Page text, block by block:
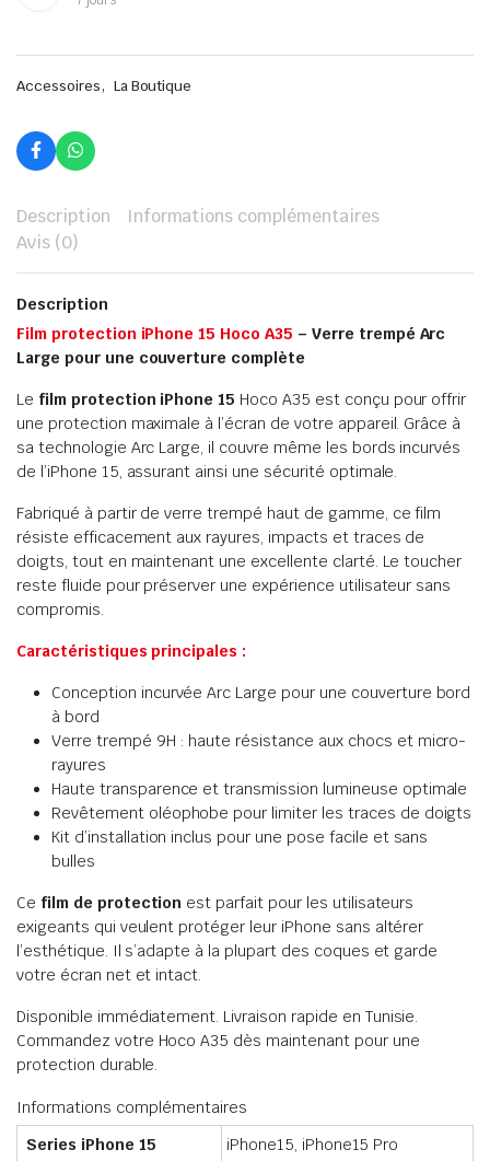
Accessoires, La Boutique
Description
Informations complémentaires
Avis (0)
Description
Film protection iPhone 15 Hoco A35 – Verre trempé Arc
Large pour une couverture complète
Le film protection iPhone 15 Hoco A35 est conçu pour offrir
une protection maximale à l’écran de votre appareil. Grâce à
sa technologie Arc Large, il couvre même les bords incurvés
de l’iPhone 15, assurant ainsi une sécurité optimale.
Fabriqué à partir de verre trempé haut de gamme, ce film
résiste efficacement aux rayures, impacts et traces de
doigts, tout en maintenant une excellente clarté. Le toucher
reste fluide pour préserver une expérience utilisateur sans
compromis.
Caractéristiques principales :
Conception incurvée Arc Large pour une couverture bord
à bord
Verre trempé 9H : haute résistance aux chocs et micro-
rayures
Haute transparence et transmission lumineuse optimale
Revêtement oléophobe pour limiter les traces de doigts
Kit d’installation inclus pour une pose facile et sans
bulles
Ce film de protection est parfait pour les utilisateurs
exigeants qui veulent protéger leur iPhone sans altérer
l’esthétique. Il s’adapte à la plupart des coques et garde
votre écran net et intact.
Disponible immédiatement. Livraison rapide en Tunisie.
Commandez votre Hoco A35 dès maintenant pour une
protection durable.
Informations complémentaires
Series iPhone 15
iPhone15, iPhone15 Pro